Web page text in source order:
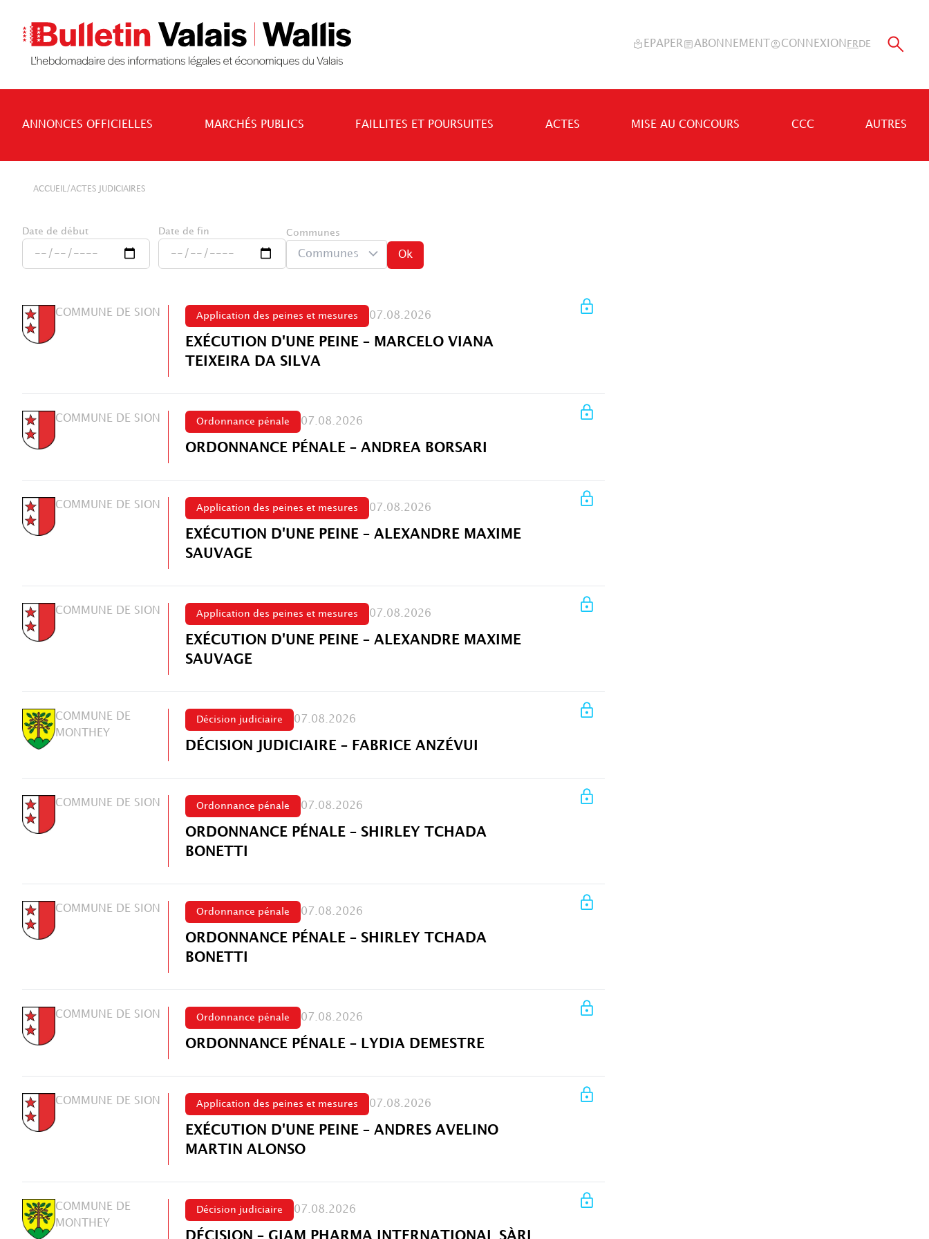
EPAPER ABONNEMENT CONNEXION FR DE
ANNONCES OFFICIELLES MARCHÉS PUBLICS FAILLITES ET POURSUITES ACTES MISE AU CONCOURS CCC AUTRES
ACCUEIL /ACTES JUDICIAIRES
Date de début Date de fin Communes
Communes Ok
COMMUNE DE SION Application des peines et mesures 07.08.2026
EXÉCUTION D'UNE PEINE – MARCELO VIANA
TEIXEIRA DA SILVA
COMMUNE DE SION Ordonnance pénale 07.08.2026
ORDONNANCE PÉNALE – ANDREA BORSARI
COMMUNE DE SION Application des peines et mesures 07.08.2026
EXÉCUTION D'UNE PEINE – ALEXANDRE MAXIME
SAUVAGE
COMMUNE DE SION Application des peines et mesures 07.08.2026
EXÉCUTION D'UNE PEINE – ALEXANDRE MAXIME
SAUVAGE
COMMUNE DE
MONTHEY
Décision judiciaire 07.08.2026
DÉCISION JUDICIAIRE – FABRICE ANZÉVUI
COMMUNE DE SION Ordonnance pénale 07.08.2026
ORDONNANCE PÉNALE – SHIRLEY TCHADA
BONETTI
COMMUNE DE SION Ordonnance pénale 07.08.2026
ORDONNANCE PÉNALE – SHIRLEY TCHADA
BONETTI
COMMUNE DE SION Ordonnance pénale 07.08.2026
ORDONNANCE PÉNALE – LYDIA DEMESTRE
COMMUNE DE SION Application des peines et mesures 07.08.2026
EXÉCUTION D'UNE PEINE – ANDRES AVELINO
MARTIN ALONSO
COMMUNE DE
MONTHEY
Décision judiciaire 07.08.2026
DÉCISION – GIAM PHARMA INTERNATIONAL SÀRL